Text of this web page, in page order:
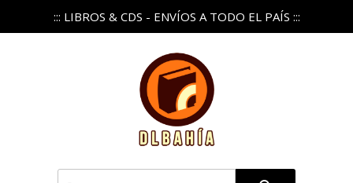
::: LIBROS & CDS - ENVÍOS A TODO EL PAÍS :::